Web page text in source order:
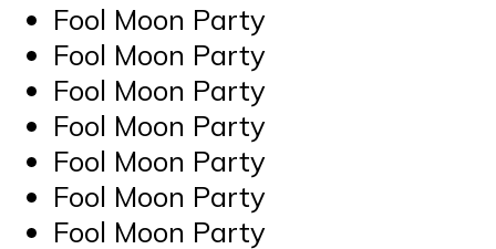
Fool Moon Party
Fool Moon Party
Fool Moon Party
Fool Moon Party
Fool Moon Party
Fool Moon Party
Fool Moon Party